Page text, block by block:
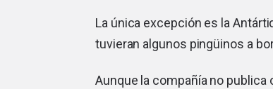
La única excepción es la
tuvieran algunos pingüinos a
Aunque la compañía no